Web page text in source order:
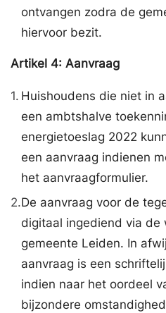
ontvangen zodra de
hiervoor bezit.
Artikel 4: Aanvraag
1. Huishoudens die niet in
een ambtshalve
energietoeslag 2022
een aanvraag indienen
het aanvraagformulier.
2.De aanvraag voor de
digitaal ingediend via de
gemeente Leiden. In
aanvraag is een
indien naar het oordeel
bijzondere